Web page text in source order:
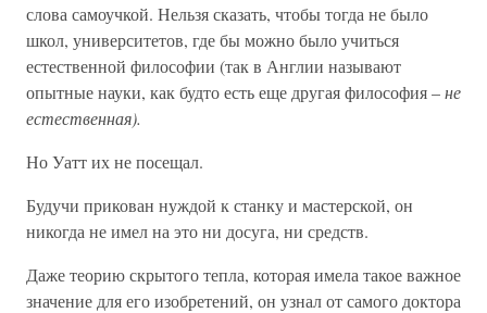
слова самоучкой. Нельзя сказать, чтобы тогда не было
школ, университетов, где бы можно было учиться
естественной философии (так в Англии называют
опытные науки, как будто есть еще другая философия –не
естественная).
Но Уатт их не посещал.
Будучи прикован нуждой к станку и мастерской, он
никогда не имел на это ни досуга, ни средств.
Даже теорию скрытого тепла, которая имела такое важное
значение для его изобретений, он узнал от самого доктора